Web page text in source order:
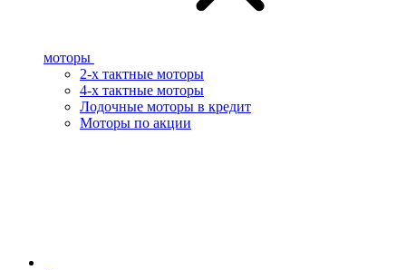
моторы
2-х тактные моторы
4-х тактные моторы
Лодочные моторы в кредит
Моторы по акции